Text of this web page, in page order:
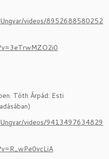
videos/8952688580252
Tóth Árpád: Esti
videos/9413497634829